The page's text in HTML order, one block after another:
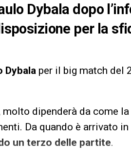
Dybala dopo
per la
Dybala per il big match del
molto dipenderà da come la
Da quando è arrivato
un terzo delle partite.